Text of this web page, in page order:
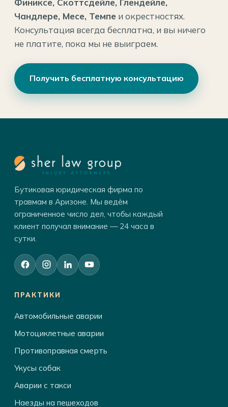
Финиксе, Скоттсдейле, Глендейле,
Чандлере, Месе, Темпе и окрестностях.
Консультация всегда бесплатна, и вы ничего
не платите, пока мы не выиграем.
Получить бесплатную консультацию
Бутиковая юридическая фирма по
травмам в Аризоне. Мы ведём
ограниченное число дел, чтобы каждый
клиент получал внимание — 24 часа в
сутки.
ПРАКТИКИ
Автомобильные аварии
Мотоциклетные аварии
Противоправная смерть
Укусы собак
Аварии с такси
Наезды на пешеходов